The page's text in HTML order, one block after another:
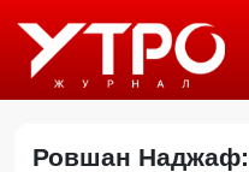
Ровшан